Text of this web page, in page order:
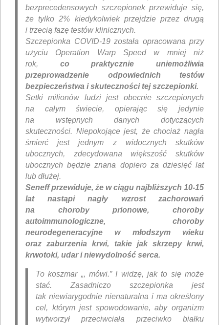
bezprecedensowych szczepionek przewiduje się,
że tylko 2% kiedykolwiek przejdzie przez drugą
i trzecią fazę testów klinicznych.
Szczepionka COVID-19 została opracowana przy
użyciu Operation Warp Speed ​​w mniej niż
rok, co praktycznie uniemożliwia
przeprowadzenie odpowiednich testów
bezpieczeństwa i skuteczności tej szczepionki.
Setki milionów ludzi jest obecnie szczepionych
na całym świecie, opierając się jedynie
na wstępnych danych dotyczących
skuteczności. Niepokojące jest, że chociaż nagła
śmierć jest jednym z widocznych skutków
ubocznych, zdecydowana większość skutków
ubocznych będzie znana dopiero za dziesięć lat
lub dłużej.
Seneff przewiduje, że w ciągu najbliższych 10-15
lat nastąpi nagły wzrost zachorowań
na choroby prionowe, choroby
autoimmunologiczne, choroby
neurodegeneracyjne w młodszym wieku
oraz zaburzenia krwi, takie jak skrzepy krwi,
krwotoki, udar i niewydolność serca.
To koszmar „, mówi.” I widzę, jak to się może
stać. Zasadniczo szczepionka jest
tak niewiarygodnie nienaturalna i ma określony
cel, którym jest spowodowanie, aby organizm
wytworzył przeciwciała przeciwko białku